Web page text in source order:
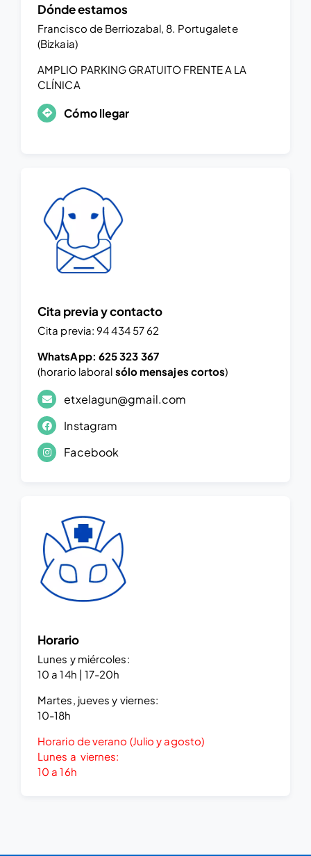
Dónde estamos
Francisco de Berriozabal, 8. Portugalete
(Bizkaia)
AMPLIO PARKING GRATUITO FRENTE A LA
CLÍNICA
Cómo llegar
Cita previa y contacto
Cita previa:94 434 57 62
WhatsApp: 625 323 367
(horario laboral sólo mensajes cortos)
etxelagun@gmail.com
Instagram
Facebook
Horario
Lunes y miércoles:
10 a 14h | 17-20h
Martes, jueves y viernes:
10-18h
Horario de verano (Julio y agosto)
Lunes a viernes:
10 a 16h